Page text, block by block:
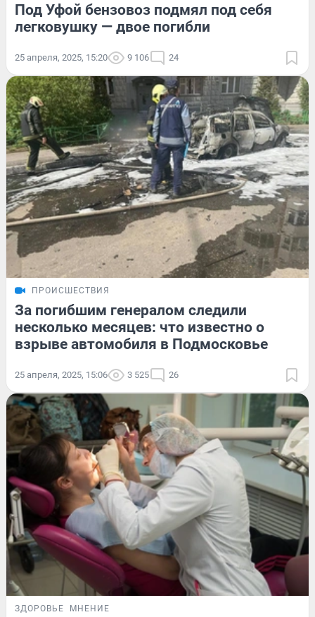
Под Уфой бензовоз подмял под себя
легковушку — двое погибли
25 апреля, 2025, 15:20 9 106 24
ПРОИСШЕСТВИЯ
За погибшим генералом следили
несколько месяцев: что известно о
взрыве автомобиля в Подмосковье
25 апреля, 2025, 15:06 3 525 26
ЗДОРОВЬЕ МНЕНИЕ